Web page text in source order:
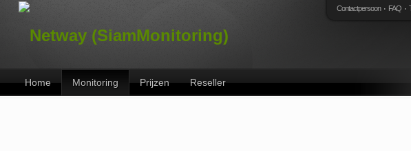
Contactpersoon FAQ
Home Monitoring Prijzen Reseller